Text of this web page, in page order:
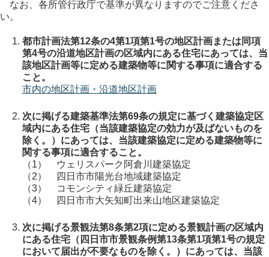
なお、各所管行政庁で基準が異なりますのでご注意くださ
い。
都市計画法第12条の4第1項第1号の地区計画または同項
第4号の沿道地区計画の区域内にある住宅にあっては、当
該地区計画等に定める建築物等に関する事項に適合する
こと。
市内の地区計画・沿道地区計画
次に掲げる建築基準法第69条の規定に基づく建築協定区
域内にある住宅（当該建築協定の効力が及ばないものを
除く。）にあっては、当該建築協定に定める建築物等に
関する事項に適合すること。
（1） ウェリスパーク阿倉川建築協定
（2） 四日市市陽光台地域建築協定
（3） コモンシティ緑丘建築協定
（4） 四日市市大矢知町出来山地区建築協定
次に掲げる景観法第8条第2項に定める景観計画の区域内
にある住宅（四日市市景観条例第13条第1項第1号の規定
において届出が不要なものを除く。）にあっては、当該